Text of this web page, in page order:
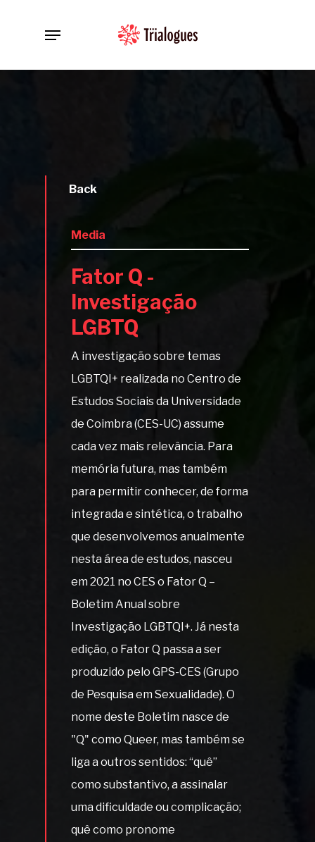
Menu
Back
Media
Fator Q -
Investigação
LGBTQ
A investigação sobre temas
LGBTQI+ realizada no Centro de
Estudos Sociais da Universidade
de Coimbra (CES-UC) assume
cada vez mais relevância. Para
memória futura, mas também
para permitir conhecer, de forma
integrada e sintética, o trabalho
que desenvolvemos anualmente
nesta área de estudos, nasceu
em 2021 no CES o Fator Q –
Boletim Anual sobre
Investigação LGBTQI+. Já nesta
edição, o Fator Q passa a ser
produzido pelo GPS-CES (Grupo
de Pesquisa em Sexualidade). O
nome deste Boletim nasce de
"Q" como Queer, mas também se
liga a outros sentidos: “quê”
como substantivo, a assinalar
uma dificuldade ou complicação;
quê como pronome